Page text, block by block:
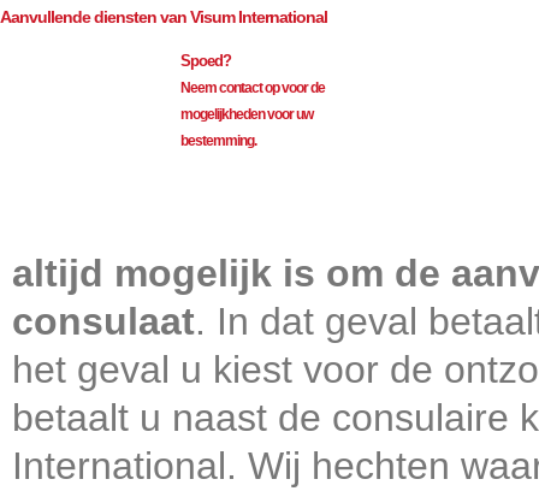
Aanvullende diensten van Visum International
Spoed?
Neem contact op voor de
mogelijkheden voor uw
bestemming.
altijd mogelijk is om de
consulaat. In dat geval
het geval u kiest voor de
betaalt u naast de consulaire
International. Wij hechten